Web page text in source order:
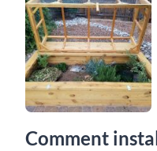
Comment